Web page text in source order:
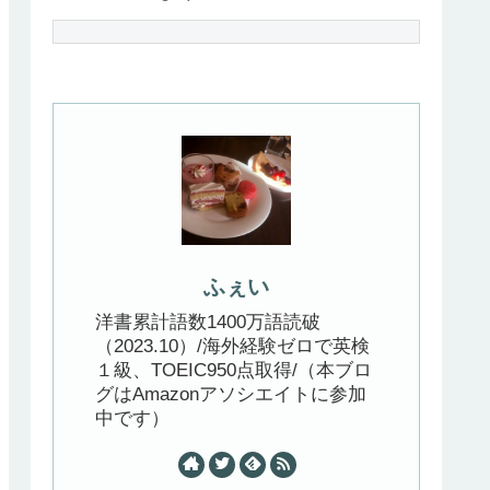
ふぇい
洋書累計語数1400万語読破
（2023.10）/海外経験ゼロで英検
１級、TOEIC950点取得/（本ブロ
グはAmazonアソシエイトに参加
中です）